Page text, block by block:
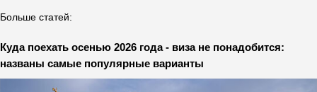
Больше статей:
Куда поехать осенью 2026 года - виза не понадобится:
названы самые популярные варианты